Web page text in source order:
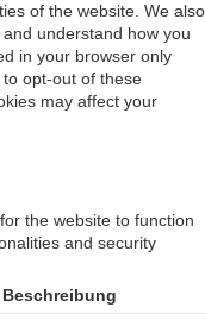
of the website. We also
understand how you
in your browser only
opt-out of these
may affect your
the website to function
and security
Beschreibung